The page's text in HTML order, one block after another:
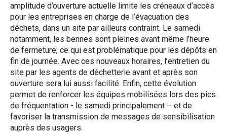
amplitude d’ouverture actuelle limite les créneaux d’accès
pour les entreprises en charge de l’évacuation des
déchets, dans un site par ailleurs contraint. Le samedi
notamment, les bennes sont pleines avant même l’heure
de fermeture, ce qui est problématique pour les dépôts en
fin de journée. Avec ces nouveaux horaires, l’entretien du
site par les agents de déchetterie avant et après son
ouverture sera lui aussi facilité. Enfin, cette évolution
permet de renforcer les équipes mobilisées lors des pics
de fréquentation - le samedi principalement – et de
favoriser la transmission de messages de sensibilisation
auprès des usagers.